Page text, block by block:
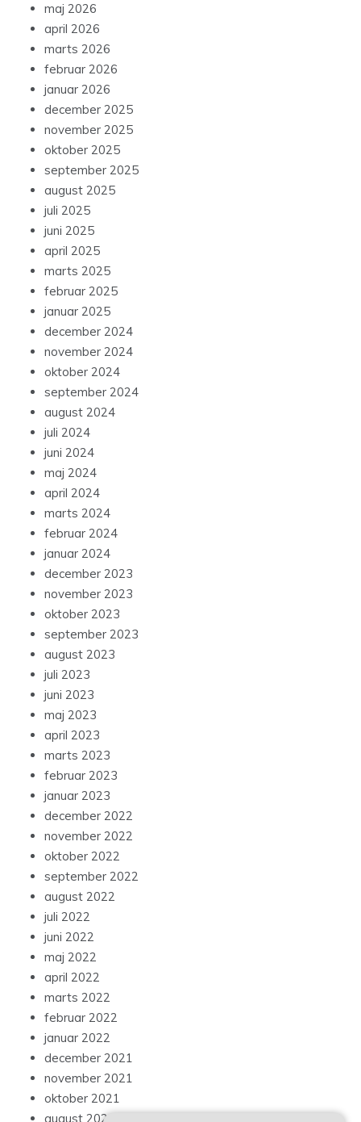
maj 2026
april 2026
marts 2026
februar 2026
januar 2026
december 2025
november 2025
oktober 2025
september 2025
august 2025
juli 2025
juni 2025
april 2025
marts 2025
februar 2025
januar 2025
december 2024
november 2024
oktober 2024
september 2024
august 2024
juli 2024
juni 2024
maj 2024
april 2024
marts 2024
februar 2024
januar 2024
december 2023
november 2023
oktober 2023
september 2023
august 2023
juli 2023
juni 2023
maj 2023
april 2023
marts 2023
februar 2023
januar 2023
december 2022
november 2022
oktober 2022
september 2022
august 2022
juli 2022
juni 2022
maj 2022
april 2022
marts 2022
februar 2022
januar 2022
december 2021
november 2021
oktober 2021
august 2021